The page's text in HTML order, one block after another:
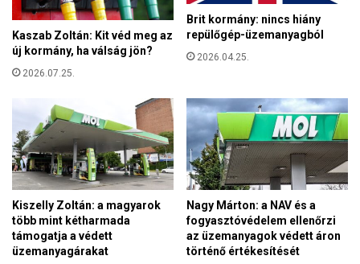
r
a
E
s
é
g
e
k
k
i
ó
t
a
H
u
z
i
-
s
z
o
r
Kaszab Zoltán: Kit véd meg az
új kormány, ha válság jön?
2026.07.25.
Brit kormány: nincs hiány
repülőgép-üzemanyagból
2026.04.25.
Kiszelly Zoltán: a magyarok
több mint kétharmada
támogatja a védett
üzemanyagárakat
Nagy Márton: a NAV és a
fogyasztóvédelem ellenőrzi
az üzemanyagok védett áron
történő értékesítését